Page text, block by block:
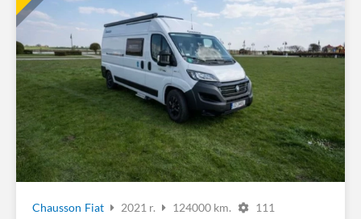
Chausson Fiat 2021 r. 124000 km. 111